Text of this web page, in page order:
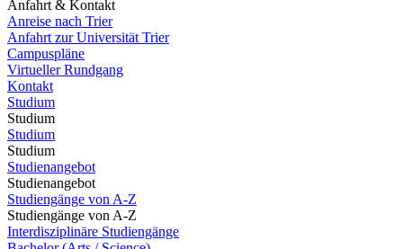
Anfahrt & Kontakt
Anreise nach Trier
Anfahrt zur Universität Trier
Campuspläne
Virtueller Rundgang
Kontakt
Studium
Studium
Studium
Studium
Studienangebot
Studienangebot
Studiengänge von A-Z
Studiengänge von A-Z
Interdisziplinäre Studiengänge